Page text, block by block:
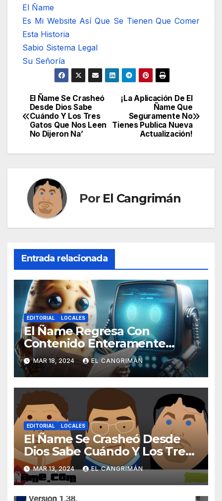
El Ñame
Es Mi Website Así Que Se Tienen Que Comer
Esta Historia
Sabio Sistema Legal
Su Señoría
Navegación
de
entradas
¡La Aplicación De El
Ñame Que
Seguramente No
Tienes Publica Nueva
Actualización!
El Ñame Se Crasheó
Desde Dios Sabe
Cuándo Y Los Tres
Gatos Que Nos Leen
No Dijeron Na’
Por El Cangrimán
Entrada relacionada
EDITORIAL LOCALES
El Ñame Regresa Con
Contenido Enteramente
Generado Por Inteligencia
Artificial
MAR 18, 2024 EL CANGRIMÁN
EDITORIAL LOCALES
El Ñame Se Crasheó Desde
Dios Sabe Cuándo Y Los Tres
Gatos Que Nos Leen No
Dijeron Na’
MAR 13, 2024 EL CANGRIMÁN